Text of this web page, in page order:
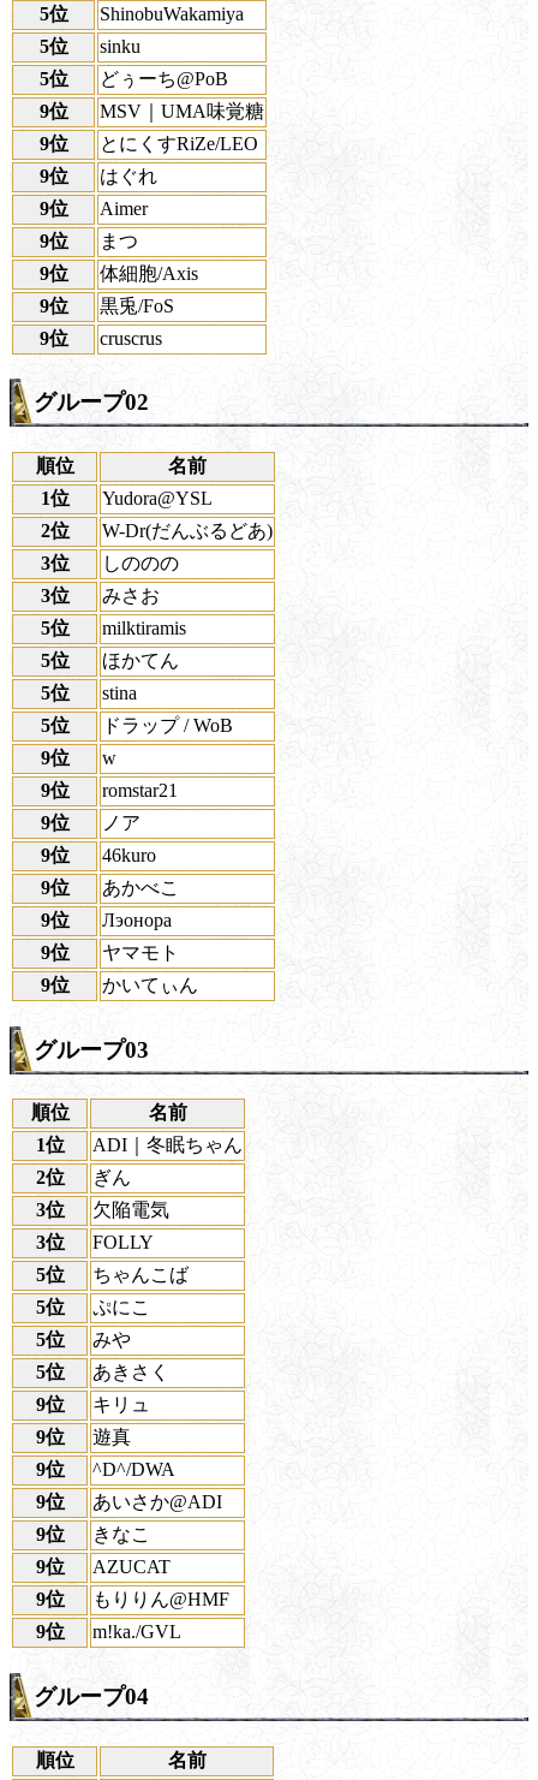
5位
ShinobuWakamiya
5位
sinku
5位
どぅーち@PoB
9位
MSV｜UMA味覚糖
9位
とにくすRiZe/LEO
9位
はぐれ
9位
Aimer
9位
まつ
9位
体細胞/Axis
9位
黒兎/FoS
9位
cruscrus
グループ02
順位
名前
1位
Yudora@YSL
2位
W-Dr(だんぶるどあ)
3位
しののの
3位
みさお
5位
milktiramis
5位
ほかてん
5位
stina
5位
ドラップ / WoB
9位
w
9位
romstar21
9位
ノア
9位
46kuro
9位
あかべこ
9位
Лэонора
9位
ヤマモト
9位
かいてぃん
グループ03
順位
名前
1位
ADI｜冬眠ちゃん
2位
ぎん
3位
欠陥電気
3位
FOLLY
5位
ちゃんこば
5位
ぷにこ
5位
みや
5位
あきさく
9位
キリュ
9位
遊真
9位
^D^/DWA
9位
あいさか@ADI
9位
きなこ
9位
AZUCAT
9位
もりりん@HMF
9位
m!ka./GVL
グループ04
順位
名前